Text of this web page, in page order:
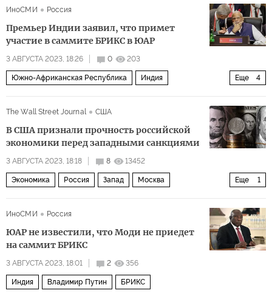
ИноСМИ Россия
Премьер Индии заявил, что примет
участие в саммите БРИКС в ЮАР
3 АВГУСТА 2023, 18:26 0 203
Еще 4
Южно-Африканская Республика Индия
The Wall Street Journal
США
В США признали прочность российской
экономики перед западными санкциями
3 АВГУСТА 2023, 18:18 8 13452
Еще 1
Экономика Россия Запад Москва
ИноСМИ
Россия
ЮАР не известили, что Моди не приедет
на саммит БРИКС
3 АВГУСТА 2023, 18:01 2 356
Индия Владимир Путин БРИКС